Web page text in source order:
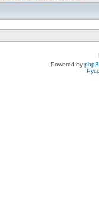
Powered by